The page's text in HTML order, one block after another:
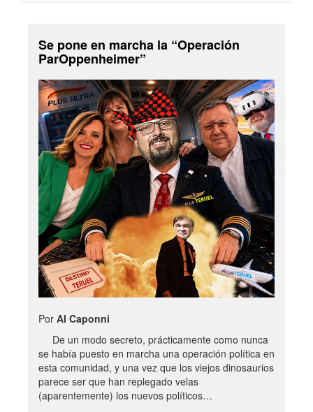
Se pone en marcha la “Operación
ParOppenheimer”
Por Al Caponni
De un modo secreto, prácticamente como nunca
se había puesto en marcha una operación política en
esta comunidad, y una vez que los viejos dinosaurios
parece ser que han replegado velas
(aparentemente) los nuevos políticos…